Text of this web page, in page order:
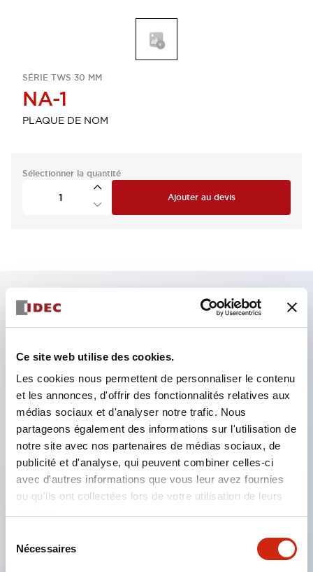
Ce site web utilise des cookies.
Les cookies nous permettent de personnaliser le contenu
et les annonces, d'offrir des fonctionnalités relatives aux
médias sociaux et d'analyser notre trafic. Nous
partageons également des informations sur l'utilisation de
notre site avec nos partenaires de médias sociaux, de
publicité et d'analyse, qui peuvent combiner celles-ci
avec d'autres informations que vous leur avez fournies
ou qu'ils ont collectées lors de votre utilisation de leurs
Nécessaires
SÉRIE TWS 30 MM
NA-1
PLAQUE DE NOM
Sélectionner la quantité
Ajouter au devis
Le type basse tension de l'unité d'éclairage (type 6
à 24 V) sera progressivement remplacé par un
modèle du nouveau catalogue à partir de janvier
2026.
Équipé d'un bloc de contact HW-U avec structure
de protection des doigts, borne à vis relevée et
protection conforme à IP20.
Il est désormais possible d'équiper une ampoule
d'utilisation du type direct peut aller jusqu'à 240 V.